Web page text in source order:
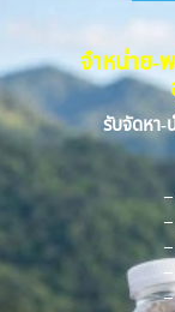
จำหน่าย-
รับจัดหา-
–